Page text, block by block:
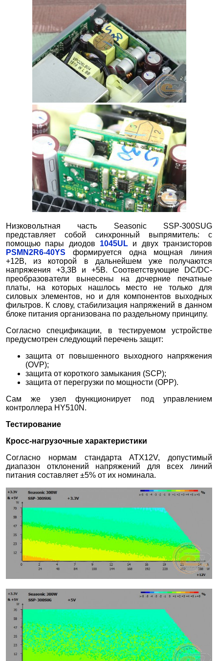
Низковольтная часть Seasonic SSP-300SUG
представляет собой синхронный выпрямитель: с
помощью пары диодов 1045UL и двух транзисторов
PSMN2R6-40YS формируется одна мощная линия
+12В, из которой в дальнейшем уже получаются
напряжения +3,3В и +5В. Соответствующие DC/DC-
преобразователи вынесены на дочерние печатные
платы, на которых нашлось место не только для
силовых элементов, но и для компонентов выходных
фильтров. К слову, стабилизация напряжений в данном
блоке питания организована по раздельному принципу.
Согласно спецификации, в тестируемом устройстве
предусмотрен следующий перечень защит:
защита от повышенного выходного напряжения
(OVP);
защита от короткого замыкания (SCP);
защита от перегрузки по мощности (OPP).
Сам же узел функционирует под управлением
контроллера HY510N.
Тестирование
Кросс-нагрузочные характеристики
Согласно нормам стандарта ATX12V, допустимый
диапазон отклонений напряжений для всех линий
питания составляет ±5% от их номинала.